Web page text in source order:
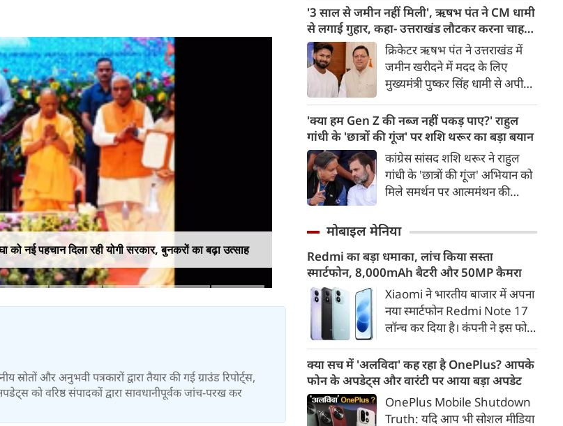
को नई पहचान दिला रही योगी सरकार, बुनकरों का बढ़ा उत्साह
स्रोतों और अनुभवी पत्रकारों द्वारा तैयार की गई ग्राउंड रिपोर्ट्स,
को वरिष्ठ संपादकों द्वारा सावधानीपूर्वक जांच-परख कर
इसका कोई कोर्स या पेपर नहीं होता।
उन्होंने कहा कि चुनौतियों से जो
सिखेगा, वहीं जीतेगा। चुनौतियां
आपके लिए अवसर बन जाएगी।
उन्होंने कहा कि चुनौतियां बड़ी हो तो
घबराना नहीं चाहिए। हमेशा सीखने
की ललक बनाए रखनी चाहिए।
'3 साल से जमीन नहीं मिली', ऋषभ पंत ने CM धामी
से लगाई गुहार, कहा- उत्तराखंड लौटकर करना चाहता
हूं काम
क्रिकेटर ऋषभ पंत ने उत्तराखंड में
जमीन खरीदने में मदद के लिए
मुख्यमंत्री पुष्कर सिंह धामी से अपील
उत्तराखंड शिफ्ट होना चाहते हैं और
पिछले तीन साल से जमीन की तलाश
कर रहे हैं। सीएम धामी ने अधिकारियों
को मामले में जरूरी कार्रवाई के निर्देश
दिए हैं।
'क्या हम Gen Z की नब्ज नहीं पकड़ पाए?' राहुल
गांधी के 'छात्रों की गूंज' पर शशि थरूर का बड़ा बयान
कांग्रेस सांसद शशि थरूर ने राहुल
गांधी के 'छात्रों की गूंज' अभियान को
मिले समर्थन पर आत्ममंथन की
कि क्या कांग्रेस Gen Z और छात्रों
मोबाइल मेनिया
Redmi का बड़ा धमाका, लांच किया सस्ता
स्मार्टफोन, 8,000mAh बैटरी और 50MP कैमरा
Xiaomi ने भारतीय बाजार में अपना
नया स्मार्टफोन Redmi Note 17
लॉन्च कर दिया है। कंपनी ने इस फोन
डिस्प्ले, 8,000mAh की बड़ी बैटरी
और Qualcomm Snapdragon
चिपसेट के साथ पेश किया है। फोन में
50MP का मेन कैमरा दिया गया है।
क्या सच में 'अलविदा' कह रहा है OnePlus? आपके
फोन के अपडेट्स और वारंटी पर आया बड़ा अपडेट
OnePlus Mobile Shutdown
Truth: यदि आप भी सोशल मीडिया